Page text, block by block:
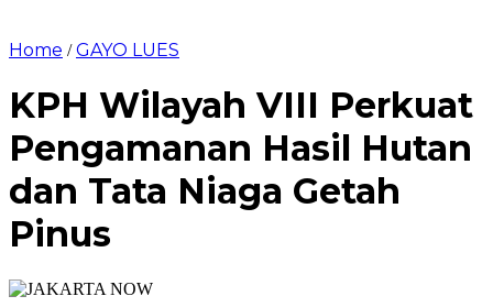
Home /GAYO LUES
KPH Wilayah VIII Perkuat
Pengamanan Hasil Hutan
dan Tata Niaga Getah
Pinus